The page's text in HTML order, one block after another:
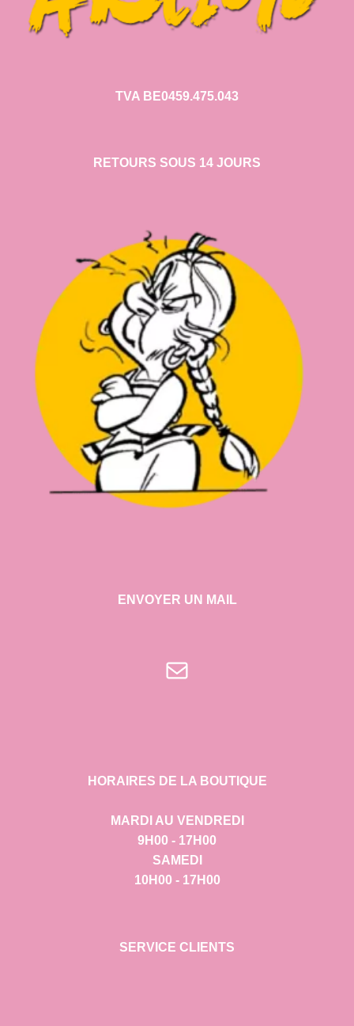
TVA BE0459.475.043
RETOURS SOUS 14 JOURS
ENVOYER UN MAIL
E-mail
HORAIRES DE LA BOUTIQUE
MARDI AU VENDREDI
9H00 - 17H00
SAMEDI
10H00 - 17H00
SERVICE CLIENTS